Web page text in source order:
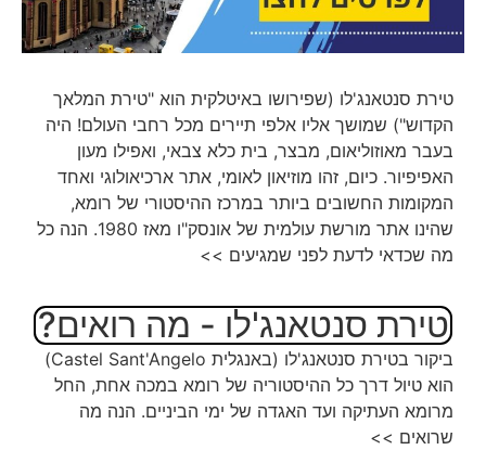
טירת סנטאנג'לו (שפירושו באיטלקית הוא "טירת המלאך
הקדוש") שמושך אליו אלפי תיירים מכל רחבי העולם! היה
בעבר מאוזוליאום, מבצר, בית כלא צבאי, ואפילו מעון
האפיפיור. כיום, זהו מוזיאון לאומי, אתר ארכיאולוגי ואחד
המקומות החשובים ביותר במרכז ההיסטורי של רומא,
שהינו אתר מורשת עולמית של אונסק"ו מאז 1980. הנה כל
מה שכדאי לדעת לפני שמגיעים >>
טירת סנטאנג'לו - מה רואים?
ביקור בטירת סנטאנג'לו (באנגלית Castel Sant'Angelo)
הוא טיול דרך כל ההיסטוריה של רומא במכה אחת, החל
מרומא העתיקה ועד האגדה של ימי הביניים. הנה מה
שרואים >>